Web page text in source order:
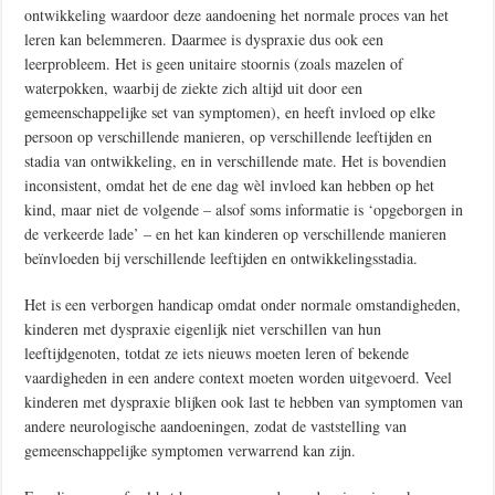
ontwikkeling waardoor deze aandoening het normale proces van het
leren kan belemmeren. Daarmee is dyspraxie dus ook een
leerprobleem. Het is geen unitaire stoornis (zoals mazelen of
waterpokken, waarbij de ziekte zich altijd uit door een
gemeenschappelijke set van symptomen), en heeft invloed op elke
persoon op verschillende manieren, op verschillende leeftijden en
stadia van ontwikkeling, en in verschillende mate. Het is bovendien
inconsistent, omdat het de ene dag wèl invloed kan hebben op het
kind, maar niet de volgende – alsof soms informatie is ‘opgeborgen in
de verkeerde lade’ – en het kan kinderen op verschillende manieren
beïnvloeden bij verschillende leeftijden en ontwikkelingsstadia.
Het is een verborgen handicap omdat onder normale omstandigheden,
kinderen met dyspraxie eigenlijk niet verschillen van hun
leeftijdgenoten, totdat ze iets nieuws moeten leren of bekende
vaardigheden in een andere context moeten worden uitgevoerd. Veel
kinderen met dyspraxie blijken ook last te hebben van symptomen van
andere neurologische aandoeningen, zodat de vaststelling van
gemeenschappelijke symptomen verwarrend kan zijn.